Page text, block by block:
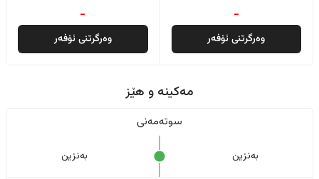
-
وەرگرتنی ئۆفەر
-
وەرگرتنی ئۆفەر
مەکینە و هێز
سوتەمەنی
بەنزین بەنزین